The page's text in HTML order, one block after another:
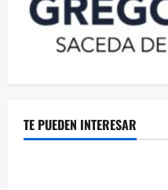
TE PUEDEN INTERESAR